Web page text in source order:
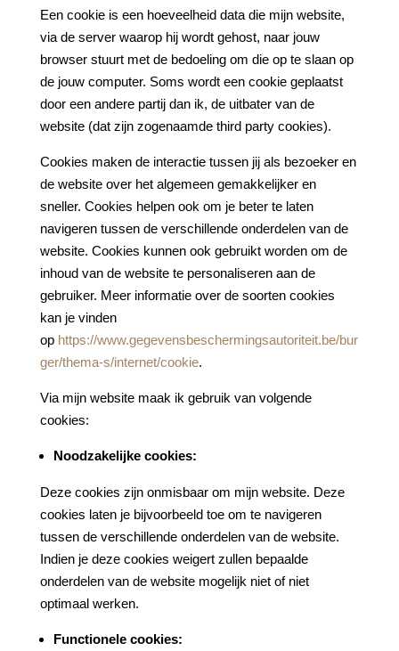
Een cookie is een hoeveelheid data die mijn website,
via de server waarop hij wordt gehost, naar jouw
browser stuurt met de bedoeling om die op te slaan op
de jouw computer. Soms wordt een cookie geplaatst
door een andere partij dan ik, de uitbater van de
website (dat zijn zogenaamde third party cookies).
Cookies maken de interactie tussen jij als bezoeker en
de website over het algemeen gemakkelijker en
sneller. Cookies helpen ook om je beter te laten
navigeren tussen de verschillende onderdelen van de
website. Cookies kunnen ook gebruikt worden om de
inhoud van de website te personaliseren aan de
gebruiker. Meer informatie over de soorten cookies
kan je vinden
op https://www.gegevensbeschermingsautoriteit.be/bur
ger/thema-s/internet/cookie.
Via mijn website maak ik gebruik van volgende
cookies:
Noodzakelijke cookies:
Deze cookies zijn onmisbaar om mijn website. Deze
cookies laten je bijvoorbeeld toe om te navigeren
tussen de verschillende onderdelen van de website.
Indien je deze cookies weigert zullen bepaalde
onderdelen van de website mogelijk niet of niet
optimaal werken.
Functionele cookies: